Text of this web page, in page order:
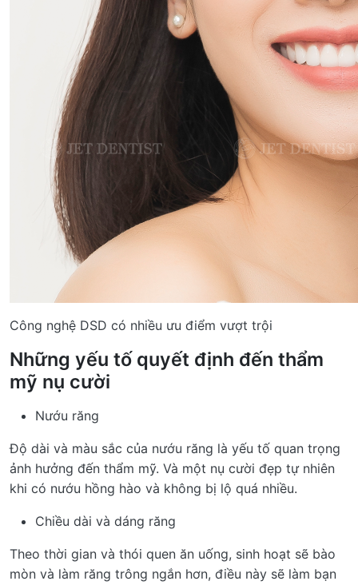
Công nghệ DSD có nhiều ưu điểm vượt trội
Những yếu tố quyết định đến thẩm
mỹ nụ cười
Nướu răng
Độ dài và màu sắc của nướu răng là yếu tố quan trọng
ảnh hưởng đến thẩm mỹ. Và một nụ cười đẹp tự nhiên
khi có nướu hồng hào và không bị lộ quá nhiều.
Chiều dài và dáng răng
Theo thời gian và thói quen ăn uống, sinh hoạt sẽ bào
mòn và làm răng trông ngắn hơn, điều này sẽ làm bạn